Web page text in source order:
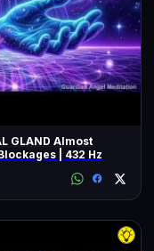
GLAND Almost
| 432 Hz